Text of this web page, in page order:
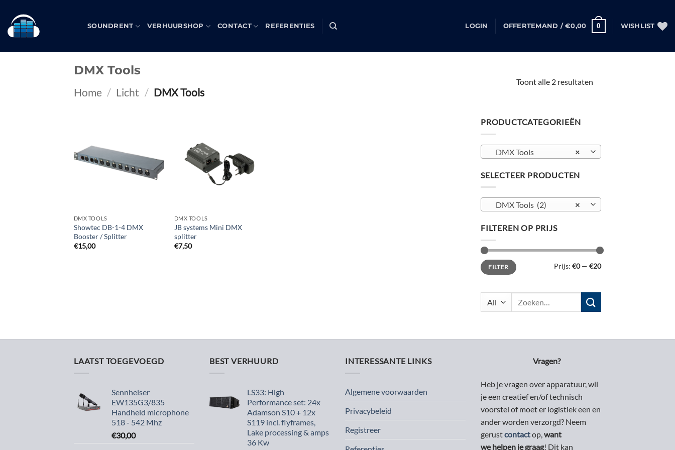
content
SOUNDRENT VERHUURSHOP CONTACT REFERENTIES LOGIN OFFERTEMAND /€0,00 0 WISHLIST
DMX Tools
Home / Licht / DMX Tools
Toont alle 2 resultaten
verlanglijst
DMX TOOLS
Showtec DB-1-4 DMX
Booster / Splitter
€15,00
verlanglijst
DMX TOOLS
JB systems Mini DMX
splitter
€7,50
PRODUCTCATEGORIEËN
×
DMX Tools
SELECTEER PRODUCTEN
×
DMX Tools (2)
FILTEREN OP PRIJS
Min.
prijs
Max.
prijsFILTER Prijs: €0— €20
Zoeken
naar:
LAATST TOEGEVOEGD
Sennheiser
EW135G3/835
Handheld microphone
518 - 542 Mhz
€30,00
BEST VERHUURD
LS33: High
Performance set: 24x
Adamson S10 + 12x
S119 incl. flyframes,
Lake processing & amps
36 Kw
INTERESSANTE LINKS
Algemene voorwaarden
Privacybeleid
Registreer
Vragen?
Heb je vragen over apparatuur, wil
je een creatief en/of technisch
voorstel of moet er logistiek een en
ander worden verzorgd? Neem
gerustcontactop,want
we helpen je graag! Dit kan